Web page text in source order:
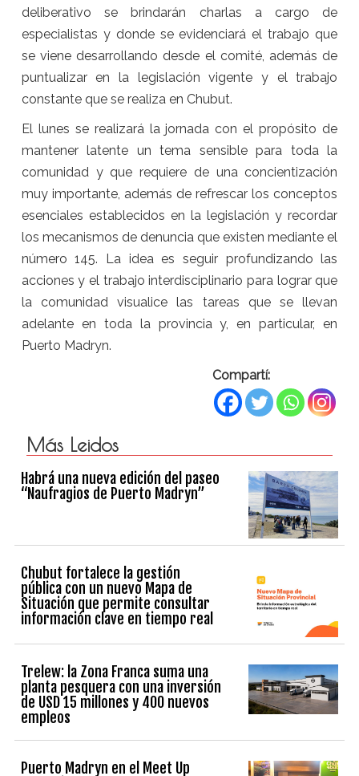
deliberativo se brindarán charlas a cargo de
especialistas y donde se evidenciará el trabajo que
se viene desarrollando desde el comité, además de
puntualizar en la legislación vigente y el trabajo
constante que se realiza en Chubut.
El lunes se realizará la jornada con el propósito de
mantener latente un tema sensible para toda la
comunidad y que requiere de una concientización
muy importante, además de refrescar los conceptos
esenciales establecidos en la legislación y recordar
los mecanismos de denuncia que existen mediante el
número 145. La idea es seguir profundizando las
acciones y el trabajo interdisciplinario para lograr que
la comunidad visualice las tareas que se llevan
adelante en toda la provincia y, en particular, en
Puerto Madryn.
Compartí:
Más Leidos
Habrá una nueva edición del paseo
“Naufragios de Puerto Madryn”
Chubut fortalece la gestión
pública con un nuevo Mapa de
Situación que permite consultar
información clave en tiempo real
Trelew: la Zona Franca suma una
planta pesquera con una inversión
de USD 15 millones y 400 nuevos
empleos
Puerto Madryn en el Meet Up